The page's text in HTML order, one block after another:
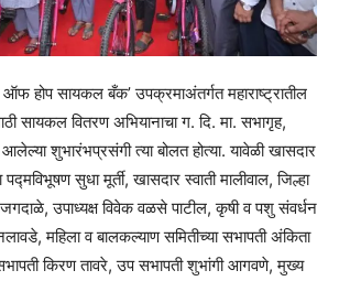
ऑफ होप सायकल बँक’ उपक्रमाअंतर्गत महाराष्ट्रातील
सायकल वितरण अभियानाचा ग. दि. मा. सभागृह,
शुभारंभप्रसंगी त्या बोलत होत्या. यावेळी खासदार
सुधा मूर्ती, खासदार स्वाती मालीवाल, जिल्हा
उपाध्यक्ष विवेक वळसे पाटील, कृषी व पशु संवर्धन
महिला व बालकल्याण समितीच्या सभापती अंकिता
किरण तावरे, उप सभापती शुभांगी आगवणे, मुख्य